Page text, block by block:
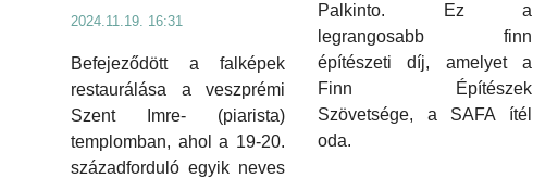
2024.11.19. 16:31
Befejeződött a falképek
restaurálása a veszprémi
Szent Imre- (piarista)
templomban, ahol a 19-20.
századforduló egyik neves
Palkinto. Ez a
legrangosabb finn
építészeti díj, amelyet a
Finn Építészek
Szövetsége, a SAFA ítél
oda.